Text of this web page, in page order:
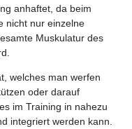
anhaftet, da beim
nicht nur einzelne
Muskulatur des
welches man werfen
oder darauf
im Training in nahezu
integriert werden kann.